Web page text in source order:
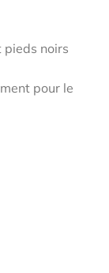
pieds noirs
pour le